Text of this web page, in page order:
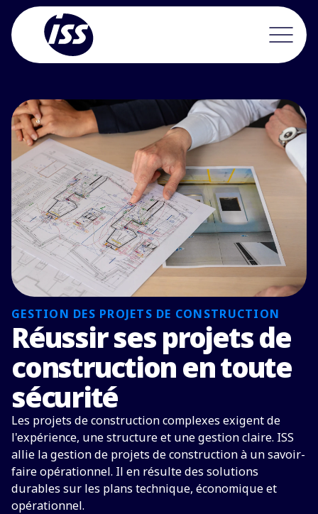
GESTION DES PROJETS DE CONSTRUCTION
Réussir ses projets de
construction en toute
sécurité
Les projets de construction complexes exigent de
l'expérience, une structure et une gestion claire. ISS
allie la gestion de projets de construction à un savoir-
faire opérationnel. Il en résulte des solutions
durables sur les plans technique, économique et
opérationnel.